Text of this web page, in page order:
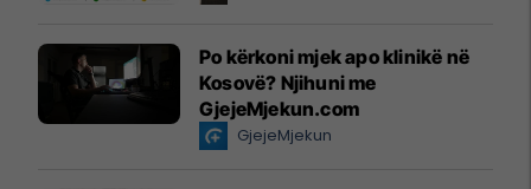
Po kërkoni mjek apo klinikë në
Kosovë? Njihuni me
GjejeMjekun.com
GjejeMjekun